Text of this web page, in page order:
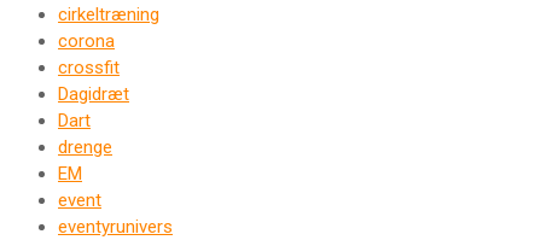
cirkeltræning
corona
crossfit
Dagidræt
Dart
drenge
EM
event
eventyrunivers